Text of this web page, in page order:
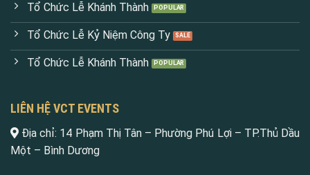
Tổ Chức Lễ Khánh Thành
Tổ Chức Lễ Kỷ Niệm Công Ty
Tổ Chức Lễ Khánh Thành
LIÊN HỆ VCT EVENTS
Địa chỉ: 14 Phạm Thị Tân – Phường Phú Lợi – TP.Thủ Dầu
Một – Bình Dương